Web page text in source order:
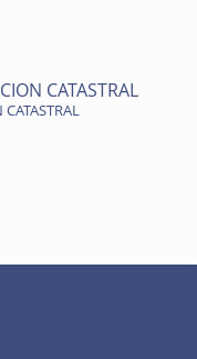
CATASTRAL